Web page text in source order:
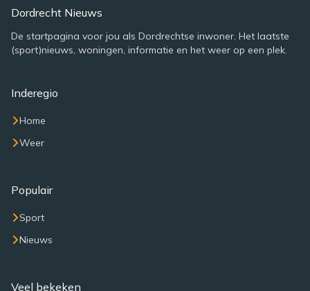
Dordrecht Nieuws
De startpagina voor jou als Dordrechtse inwoner. Het laatste
(sport)nieuws, woningen, informatie en het weer op een plek.
Inderegio
Home
Weer
Populair
Sport
Nieuws
Veel bekeken